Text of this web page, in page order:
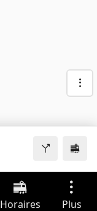
Horaires Plus